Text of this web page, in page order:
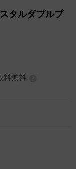
タルダブルブ
料無料